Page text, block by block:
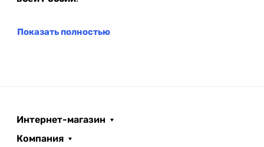
Показать полностью
Интернет-магазин
Компания